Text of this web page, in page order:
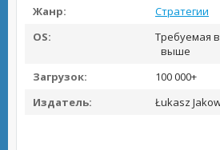
Жанр:
Стратегии
OS:
Требуемая
выше
Загрузок:
100 000+
Издатель:
Łukasz